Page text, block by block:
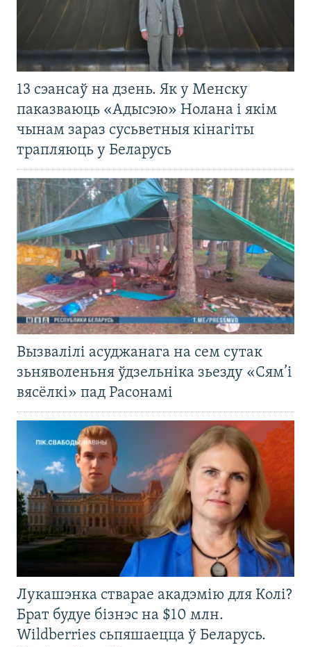
13 сэансаў на дзень. Як у Менску
паказваюць «Адысэю» Нолана і якім
чынам зараз сусьветныя кінагіты
трапляюць у Беларусь
Вызвалілі асуджанага на сем сутак
зьняволеньня ўдзельніка зьезду «Сям’і
вясёлкі» пад Расонамі
Лукашэнка стварае акадэмію для Колі?
Брат будуе бізнэс на $10 млн.
Wildberries сьпяшаецца ў Беларусь.